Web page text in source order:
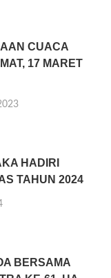
CUACA
17 MARET
HADIRI
TAHUN 2024
BERSAMA